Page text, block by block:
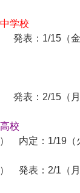
学校
発表：1/15（金
発表：2/15（月
校
内定：1/19（
発表：2/1（月